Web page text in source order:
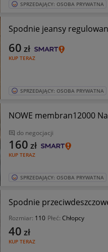
SPRZEDAJĄCY: OSOBA PRYWATNA
Spodnie jeansy
KUP TERAZ
60 zł
SPRZEDAJĄCY: OSOBA PRYWATNA
do negocjacji
KUP TERAZ
160 zł
SPRZEDAJĄCY: OSOBA PRYWATNA
Spodnie
Rozmiar: 110 Płeć: Chłopcy
KUP TERAZ
40 zł